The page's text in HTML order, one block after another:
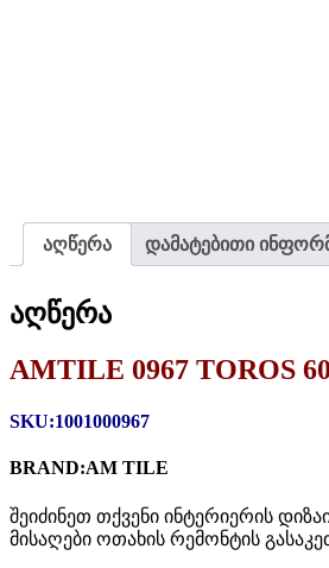
აღწერა დამატებითი
აღწერა
AMTILE 0967 TOROS
SKU:1001000967
BRAND:AM TILE
შეიძინეთ თქვენი ინტერიერის
მისაღები ოთახის რემონტის